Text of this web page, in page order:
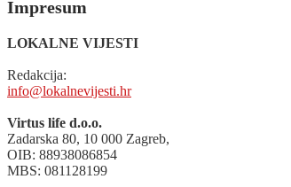
Impresum
LOKALNE VIJESTI
Redakcija:
info@lokalnevijesti.hr
Virtus life d.o.o.
Zadarska 80, 10 000 Zagreb,
OIB: 88938086854
MBS: 081128199